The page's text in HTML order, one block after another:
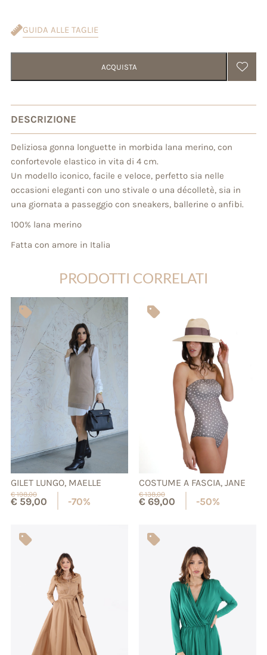
GUIDA ALLE TAGLIE
ACQUISTA
DESCRIZIONE
Deliziosa gonna longuette in morbida lana merino, con
confortevole elastico in vita di 4 cm.
Un modello iconico, facile e veloce, perfetto sia nelle
occasioni eleganti con uno stivale o una décolletè, sia in
una giornata a passeggio con sneakers, ballerine o anfibi.
100% lana merino
Fatta con amore in Italia
PRODOTTI CORRELATI
GILET LUNGO, MAELLE
€198,00
€59,00 -70%
COSTUME A FASCIA, JANE
€138,00
€69,00 -50%